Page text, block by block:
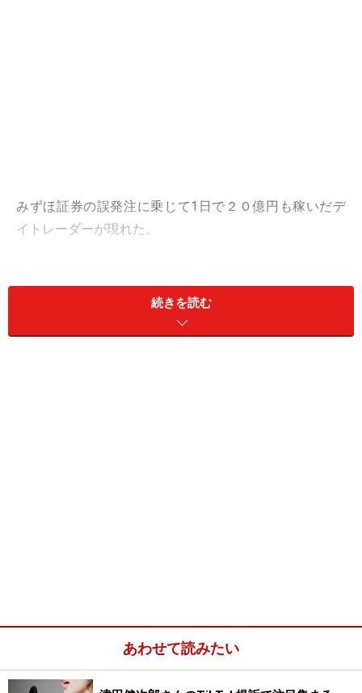
みずほ証券の誤発注に乗じて1日で２０億円も稼いだデ
イトレーダーが現れた。
をやったことがなくても、「株やってみたい！」と興味
を持つ人も多いことでしょう。
続きを読む
あわせて読みたい